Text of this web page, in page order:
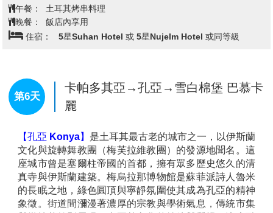
上，同時也聚集了諸如麥當勞、肯德基、必勝客、哈根
達斯、曼聯餐吧...等快餐店和眾多咖啡廳、茶館等。無
論坐在街邊裝修考究的咖啡店還是玩賞路面的掠影浮
首都，安卡拉雖然不像伊斯坦堡那樣繁華，但擁有濃厚
的文化氣息和獨特的魅力。這裡的現代建築與歷史遺跡
交相輝映，讓這座城市成為一個融合傳統與現代的獨特
塔圖克的陵墓，也是土耳其最重要的國家象徵之一。這
座紀念館融合了新古典主義與土耳其傳統建築風格，簡
潔而宏偉的線條展現出莊嚴感，主要建築使用當地石
路」的長道，兩側排列著12對石獅雕像，象徵土耳其民
族的力量與團結。通過獅子路後，來到寬闊的儀式廣
場，這裡常舉行國家級的紀念活動。陵墓大廳內部設計
莊嚴肅穆，阿塔圖克的石棺位於廳內中央，真正的安葬
處則在下方的地宮內。
晚餐：
飯店內享用
住宿： 5星Ankara Ickale Hotel 或 5星New Park Hotel 或同
等級
第4天
安卡拉→天空之鏡鹽湖圖茲→卡帕多
奇亞
【鹽湖圖茲Lake Tuz】是一片夢幻般的純白大地，位於
安卡拉與科尼亞之間，是土耳其第二大湖泊。每到夏
季，湖水蒸發後留下大片閃耀的鹽晶，讓整個湖面宛如
一面無邊的鏡子。踩在薄薄的鹽層上，天空與大地交
融，形成如畫般的景色。這裡還是火烈鳥等候鳥的重要
棲息地，為壯麗的白色湖面增添一抹生動的色彩。無論